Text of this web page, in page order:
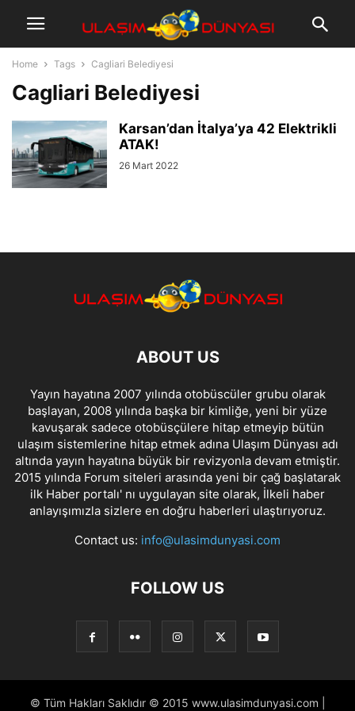
Home Tags Cagliari Belediyesi
Cagliari Belediyesi
Karsan’dan İtalya’ya 42 Elektrikli
ATAK!
26 Mart 2022
ABOUT US
Yayın hayatına 2007 yılında otobüscüler grubu olarak
başlayan, 2008 yılında başka bir kimliğe, yeni bir yüze
kavuşarak sadece otobüsçülere hitap etmeyip bütün
ulaşım sistemlerine hitap etmek adına Ulaşım Dünyası adı
altında yayın hayatına büyük bir revizyonla devam etmiştir.
2015 yılında Forum siteleri arasında yeni bir çağ başlatarak
ilk Haber portalı' nı uygulayan site olarak, İlkeli haber
anlayışımızla sizlere en doğru haberleri ulaştırıyoruz.
Contact us: info@ulasimdunyasi.com
FOLLOW US
© Tüm Hakları Saklıdır © 2015 www.ulasimdunyasi.com |